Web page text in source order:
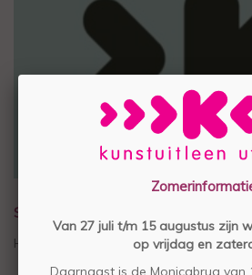
STEUN STICHTING KUNSTUITLEEN
Help mee voor € 4,50 per maand
Van 27 juli t/m 15 augustus zijn
op vrijdag en
Daarnaast is de Monicabrug van